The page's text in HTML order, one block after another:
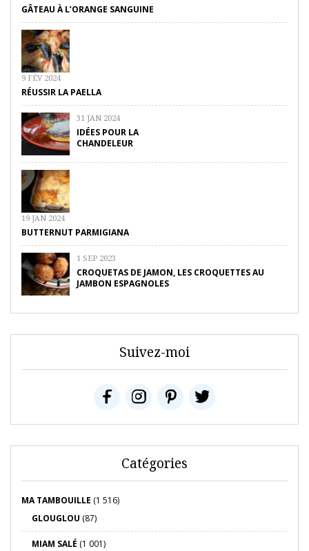
GÂTEAU À L’ORANGE SANGUINE
9 FÉV 2024
RÉUSSIR LA PAELLA
31 JAN 2024
IDÉES POUR LA
CHANDELEUR
19 JAN 2024
BUTTERNUT PARMIGIANA
1 SEP 2023
CROQUETAS DE JAMON, LES CROQUETTES AU
JAMBON ESPAGNOLES
Suivez-moi
Catégories
MA TAMBOUILLE (1 516)
GLOUGLOU (87)
MIAM SALÉ (1 001)